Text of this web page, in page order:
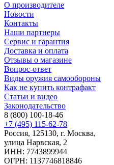
О производителе
Новости
Контакты
Наши партнеры
Сервис и гарантия
Доставка и оплата
Отзывы о магазине
Вопрос-ответ
Виды оружия самообороны
Как не купить контрафакт
Статьи и видео
Законодательство
8 (800) 100-18-46
+7 (495) 115-62-78
Россия, 125130, г. Москва,
улица Нарвская, 2
ИНН: 7743899944
ОГРН: 1137746818846